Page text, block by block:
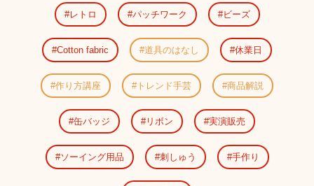
レトロ パッチワーク ビーズ
Cotton fabric 道具のはなし 休業日
作り方講座 トレンド手芸 商品解説
缶バッジ リボン 実演販売
ソーイング用品 刺しゅう 手作り